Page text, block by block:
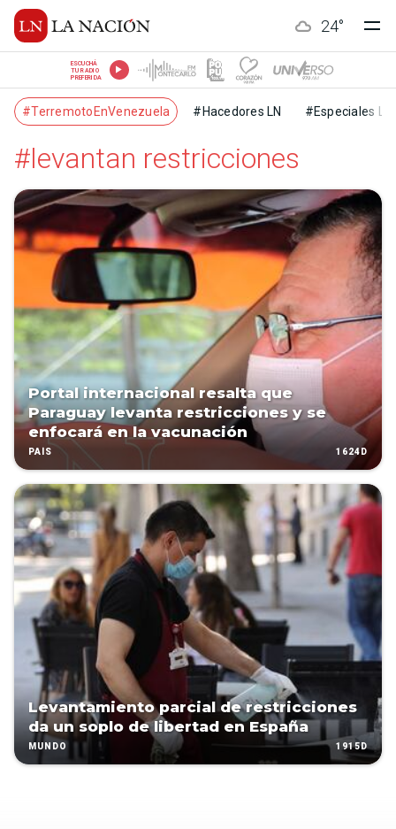
24°
ESCUCHÁ
TU RADIO
PREFERIDA
#TerremotoEnVenezuela #Hacedores LN #Especiales LN
#levantan restricciones
Portal internacional resalta que
Paraguay levanta restricciones y se
enfocará en la vacunación
PAÍS 1624D
Levantamiento parcial de restricciones
da un soplo de libertad en España
MUNDO 1915D